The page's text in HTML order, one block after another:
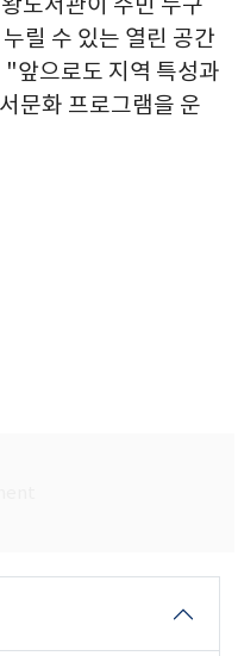
릴 수 있는 열린 공간
앞으로도 지역 특성과
문화 프로그램을 운